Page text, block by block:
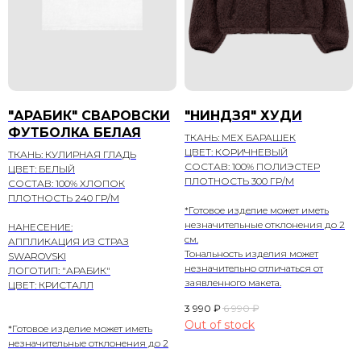
"АРАБИК" СВАРОВСКИ
ФУТБОЛКА БЕЛАЯ
ТКАНЬ: КУЛИРНАЯ ГЛАДЬ
ЦВЕТ: БЕЛЫЙ
СОСТАВ: 100% ХЛОПОК
ПЛОТНОСТЬ 240 ГР/М
НАНЕСЕНИЕ:
АППЛИКАЦИЯ ИЗ СТРАЗ
SWAROVSKI
ЛОГОТИП: "АРАБИК"
ЦВЕТ: КРИСТАЛЛ
*Готовое изделие может иметь
незначительные отклонения до 2
"НИНДЗЯ" ХУДИ
ТКАНЬ: МЕХ БАРАШЕК
ЦВЕТ: КОРИЧНЕВЫЙ
СОСТАВ: 100% ПОЛИЭСТЕР
ПЛОТНОСТЬ 300 ГР/М
*Готовое изделие может иметь
незначительные отклонения до 2
см.
Тональность изделия может
незначительно отличаться от
заявленного макета.
3 990 ₽ 6 990 ₽
Out of stock